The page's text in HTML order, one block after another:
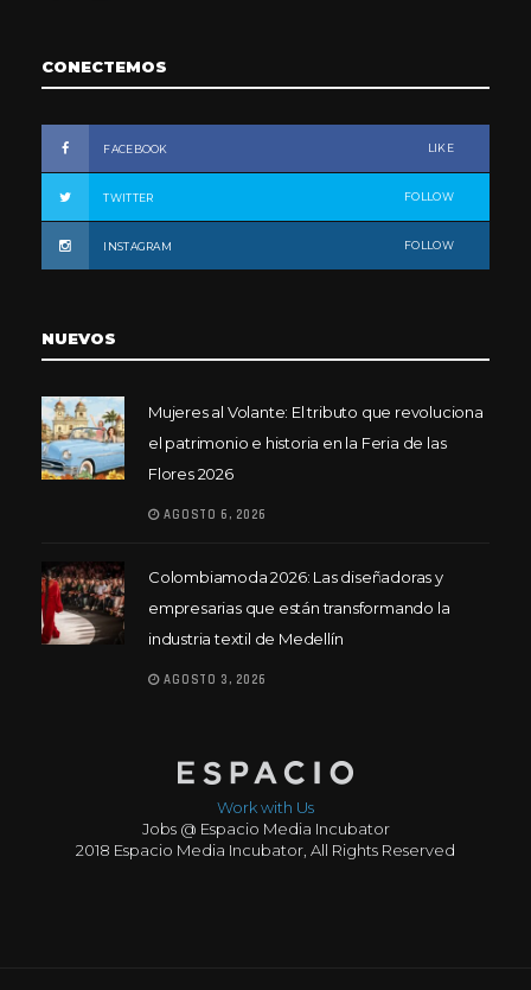
CONECTEMOS
FACEBOOK LIKE
TWITTER FOLLOW
INSTAGRAM FOLLOW
NUEVOS
Mujeres al Volante: El tributo que revoluciona
el patrimonio e historia en la Feria de las
Flores 2026
AGOSTO 6, 2026
Colombiamoda 2026: Las diseñadoras y
empresarias que están transformando la
industria textil de Medellín
AGOSTO 3, 2026
Work with Us
Jobs @ Espacio Media Incubator
2018 Espacio Media Incubator, All Rights Reserved